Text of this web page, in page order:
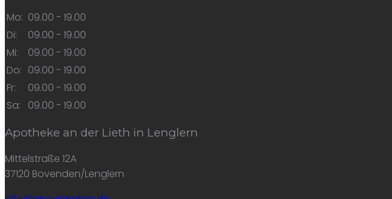
Mo: 09.00 - 19.00
Di:
09.00 - 19.00
Mi:
09.00 - 19.00
Do: 09.00 - 19.00
Fr:
09.00 - 19.00
Sa:
09.00 - 19.00
Apotheke an der Lieth in Lenglern
Mittelstraße 12A
37120 Bovenden/Lenglern